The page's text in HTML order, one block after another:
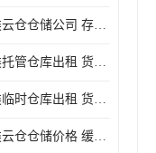
办公用品类云仓仓储公司 存货周转很快 电商仓储物流战略整合
办公用品类托管仓库出租 货物装卸方便 电商仓储物流战略合作
建材用品类临时仓库出租 货物装卸方便 仓储供应链配套
酒店设备类云仓仓储价格 缓解企业储存压力 智能电商配套